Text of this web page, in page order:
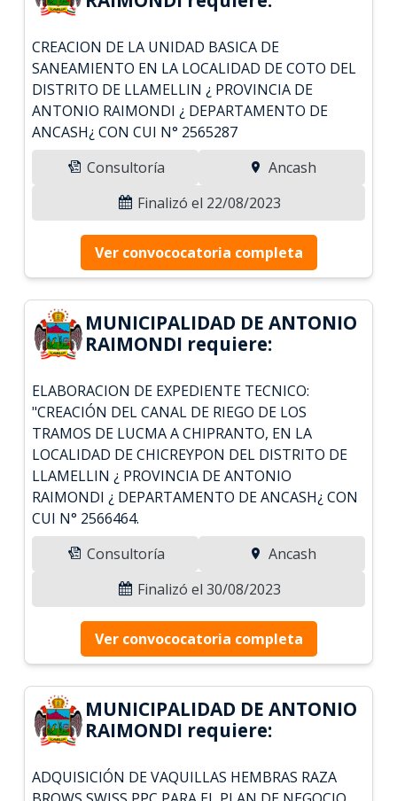
CREACION DE LA UNIDAD BASICA DE
SANEAMIENTO EN LA LOCALIDAD DE COTO DEL
DISTRITO DE LLAMELLIN ¿ PROVINCIA DE
ANTONIO RAIMONDI ¿ DEPARTAMENTO DE
ANCASH¿ CON CUI N° 2565287
Consultoría
Ancash
Finalizó el 22/08/2023
Ver convococatoria completa
MUNICIPALIDAD DE ANTONIO
RAIMONDI requiere:
ELABORACION DE EXPEDIENTE TECNICO:
"CREACIÓN DEL CANAL DE RIEGO DE LOS
TRAMOS DE LUCMA A CHIPRANTO, EN LA
LOCALIDAD DE CHICREYPON DEL DISTRITO DE
LLAMELLIN ¿ PROVINCIA DE ANTONIO
RAIMONDI ¿ DEPARTAMENTO DE ANCASH¿ CON
CUI N° 2566464.
Consultoría
Ancash
Finalizó el 30/08/2023
Ver convococatoria completa
MUNICIPALIDAD DE ANTONIO
RAIMONDI requiere:
ADQUISICIÓN DE VAQUILLAS HEMBRAS RAZA